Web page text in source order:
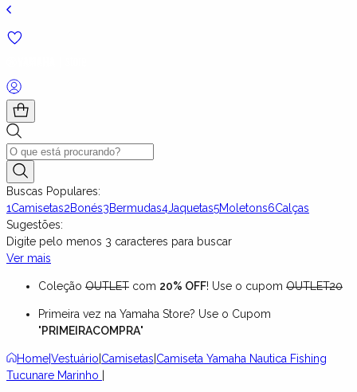
Buscas Populares:
1Camisetas2Bonés3Bermudas4Jaquetas5Moletons6Calças
Sugestões:
Digite pelo menos 3 caracteres para buscar
Ver mais
Coleção OUTLET com 20% OFF! Use o cupom OUTLET20
Primeira vez na Yamaha Store? Use o Cupom
"PRIMEIRACOMPRA"
HomeVestuário Camisetas Camiseta Yamaha Nautica Fishing
Tucunare Marinho